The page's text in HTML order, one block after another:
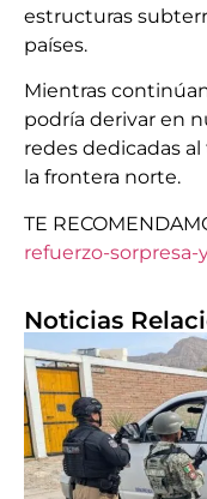
estructuras
países.
Mientras
podría derivar en
redes dedicadas
la frontera norte.
TE
refuerzo-sorpresa-
Noticias